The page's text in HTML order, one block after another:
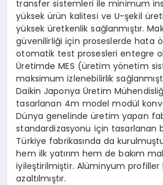
transfer sistemleri ile minimum
yüksek ürün kalitesi ve U-şekil
yüksek üretkenlik sağlanmıştır.
güvenilirliği için proseslerde hata
otomatik test prosesleri entegre
Üretimde MES (üretim yönetim
maksimum izlenebilirlik
Daikin Japonya Üretim
tasarlanan 4m model modül
Dünya genelinde üretim yapan
standardizasyonu için tasarlanan
Türkiye fabrikasında da
hem ilk yatırım hem de bakım
iyileştirilmiştir. Alüminyum profiller
azaltılmıştır.